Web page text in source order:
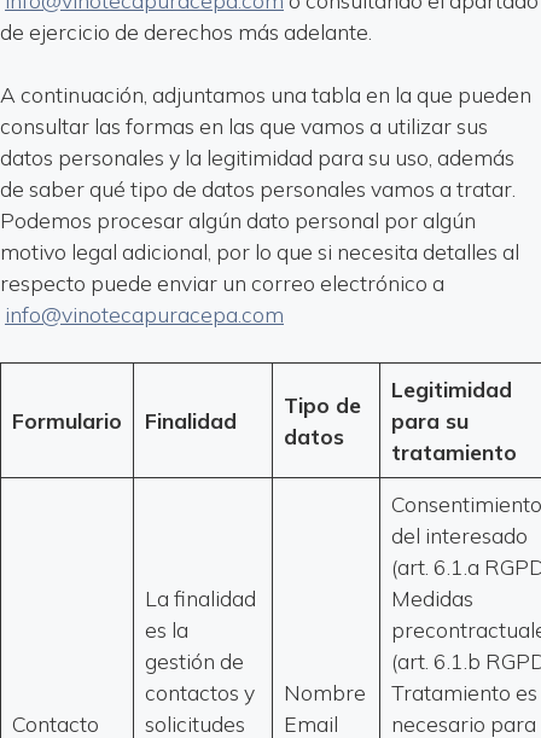
de ejercicio de derechos más adelante.
A continuación, adjuntamos una tabla en la que pueden
consultar las formas en las que vamos a utilizar sus
datos personales y la legitimidad para su uso, además
de saber qué tipo de datos personales vamos a tratar.
Podemos procesar algún dato personal por algún
motivo legal adicional, por lo que si necesita detalles al
respecto puede enviar un correo electrónico a
info@vinotecapuracepa.com
Formulario Finalidad
Tipo de
datos
Legitimidad
para su
tratamiento
Contacto
La finalidad
es la
gestión de
contactos y
solicitudes
Nombre
Email
Consentimiento
del interesado
(art. 6.1.a
Medidas
(art. 6.1.b
Tratamiento es
necesario para